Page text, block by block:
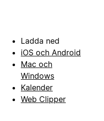
Ladda ned
iOS och Android
Mac och
Windows
Kalender
Web Clipper